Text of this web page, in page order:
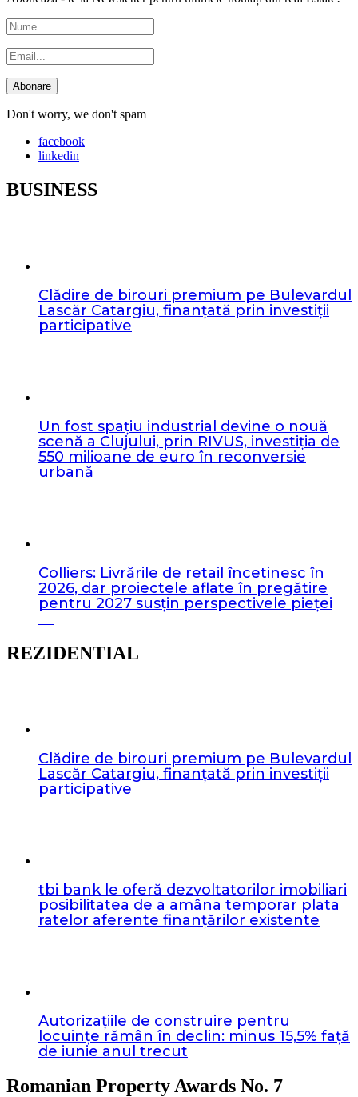
Don't worry, we don't spam
facebook
linkedin
BUSINESS
Clădire de birouri premium pe Bulevardul
Lascăr Catargiu, finanțată prin investiții
participative
Un fost spațiu industrial devine o nouă
scenă a Clujului, prin RIVUS, investiția de
550 milioane de euro în reconversie
urbană
Colliers: Livrările de retail încetinesc în
2026, dar proiectele aflate în pregătire
pentru 2027 susțin perspectivele pieței
REZIDENTIAL
Clădire de birouri premium pe Bulevardul
Lascăr Catargiu, finanțată prin investiții
participative
tbi bank le oferă dezvoltatorilor imobiliari
posibilitatea de a amâna temporar plata
ratelor aferente finanțărilor existente
Autorizațiile de construire pentru
locuințe rămân în declin: minus 15,5% față
de iunie anul trecut
Romanian Property Awards No. 7